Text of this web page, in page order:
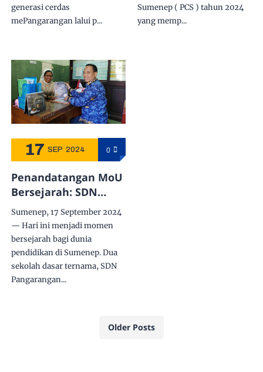
generasi cerdas
mePangarangan lalui p...
Sumenep ( PCS ) tahun 2024
yang memp...
17 SEP 2024 0
Penandatangan MoU
Bersejarah: SDN
Pangarangan 3 dan
SDK Sang Timur
Kolaborasi dalam
Program Penulis Cilik
Sumenep
Sumenep, 17 September 2024
— Hari ini menjadi momen
bersejarah bagi dunia
pendidikan di Sumenep. Dua
sekolah dasar ternama, SDN
Pangarangan...
Older Posts